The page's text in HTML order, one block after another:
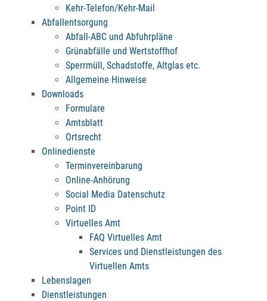
Kehr-Telefon/Kehr-Mail
Abfallentsorgung
Abfall-ABC und Abfuhrpläne
Grünabfälle und Wertstoffhof
Sperrmüll, Schadstoffe, Altglas etc.
Allgemeine Hinweise
Downloads
Formulare
Amtsblatt
Ortsrecht
Onlinedienste
Terminvereinbarung
Online-Anhörung
Social Media Datenschutz
Point ID
Virtuelles Amt
FAQ Virtuelles Amt
Services und Dienstleistungen des
Virtuellen Amts
Lebenslagen
Dienstleistungen